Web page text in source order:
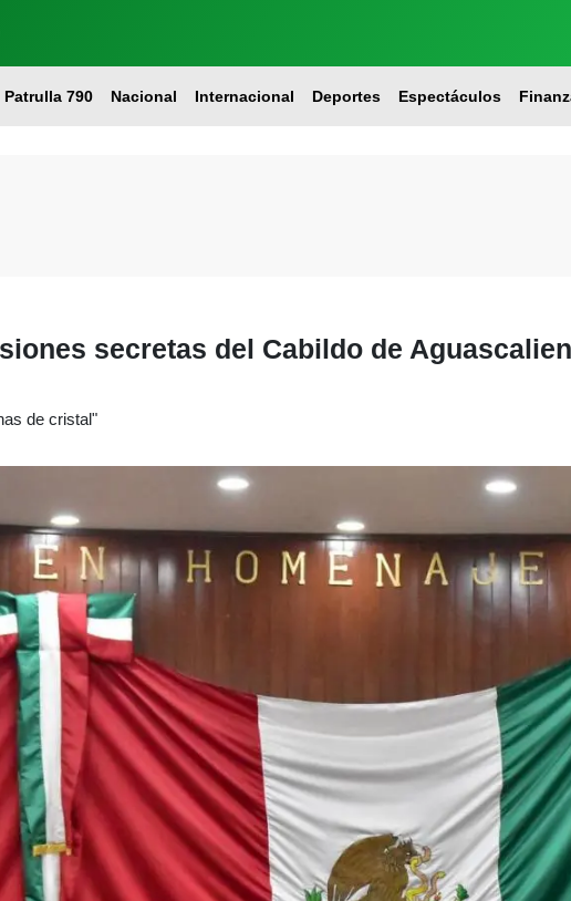
Patrulla 790 Nacional Internacional Deportes Espectáculos
secretas del Cabildo de
de cristal"